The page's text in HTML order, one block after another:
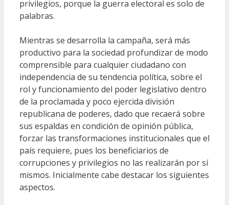
privilegios, porque la guerra electoral es solo de
palabras.
Mientras se desarrolla la campaña, será más
productivo para la sociedad profundizar de modo
comprensible para cualquier ciudadano con
independencia de su tendencia política, sobre el
rol y funcionamiento del poder legislativo dentro
de la proclamada y poco ejercida división
republicana de poderes, dado que recaerá sobre
sus espaldas en condición de opinión pública,
forzar las transformaciones institucionales que el
país requiere, pues los beneficiarios de
corrupciones y privilegios no las realizarán por sí
mismos. Inicialmente cabe destacar los siguientes
aspectos.